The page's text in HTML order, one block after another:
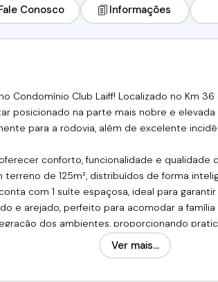
Conosco Informações
Condomínio Club Laiff! Localizado no Km 36
posicionado na parte mais nobre e
para a rodovia, além de excelente
conforto, funcionalidade e qualidade
de 125m², distribuídos de forma
com 1 suíte espaçosa, ideal para
e arejado, perfeito para acomodar a
dos ambientes, proporcionando
e familiares. O imóvel também dispõe de
Ver mais...